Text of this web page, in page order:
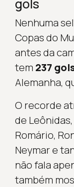
gols
Nenhuma
Copas do
antes da
tem 237
Alemanha,
O recorde
de
Romário,
Neymar e
não fala
também